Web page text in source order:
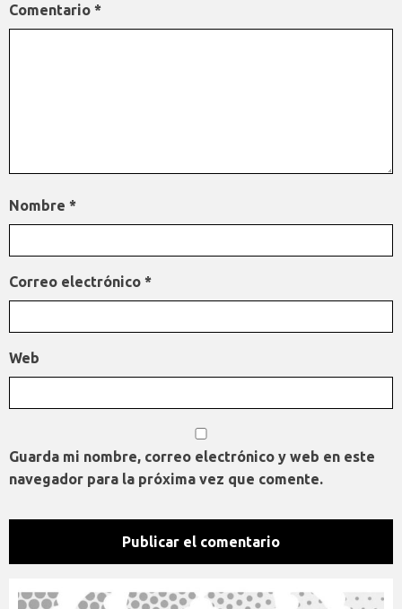
Comentario *
Nombre *
Correo electrónico *
Web
Guarda mi nombre, correo electrónico y web en este
navegador para la próxima vez que comente.